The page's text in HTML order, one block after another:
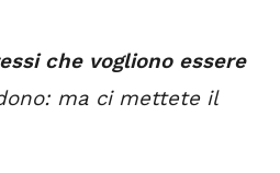
che vogliono essere
ma ci mettete il